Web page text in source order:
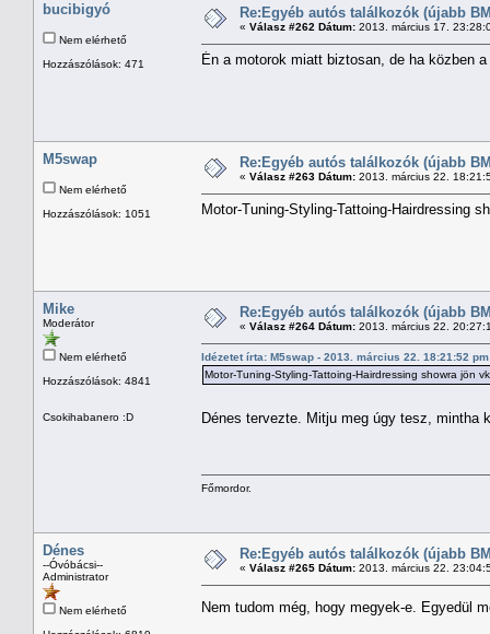
bucibigyó
Nem elérhető
Hozzászólások: 471
Re:Egyéb autós találkozók (újabb
« Válasz #262 Dátum: 2013. március 17.
Én a motorok miatt biztosan, de ha közben
M5swap
Nem elérhető
Hozzászólások: 1051
Re:Egyéb autós találkozók (újabb
« Válasz #263 Dátum: 2013. március 22.
Motor-Tuning-Styling-Tattoing-Hairdressing
Mike
Moderátor
Nem elérhető
Hozzászólások: 4841
Csokihabanero :D
Re:Egyéb autós találkozók (újabb
« Válasz #264 Dátum: 2013. március 22.
Idézetet írta: M5swap - 2013. március 22. 18:21:52 pm
Motor-Tuning-Styling-Tattoing-Hairdressing showra jön
Dénes tervezte. Mitju meg úgy tesz,
Főmordor.
Dénes
--Óvóbácsi--
Administrator
Nem elérhető
Re:Egyéb autós találkozók (újabb
« Válasz #265 Dátum: 2013. március 22.
Nem tudom még, hogy megyek-e. Egyedül